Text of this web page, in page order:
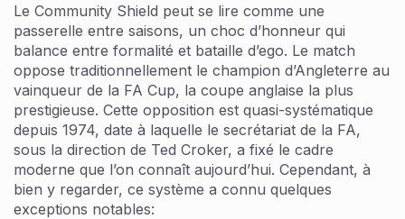
Le Community Shield peut se lire comme une
passerelle entre saisons, un choc d’honneur qui
balance entre formalité et bataille d’ego. Le match
oppose traditionnellement le champion d’Angleterre au
vainqueur de la FA Cup, la coupe anglaise la plus
prestigieuse. Cette opposition est quasi-systématique
depuis 1974, date à laquelle le secrétariat de la FA,
sous la direction de Ted Croker, a fixé le cadre
moderne que l’on connaît aujourd’hui. Cependant, à
bien y regarder, ce système a connu quelques
exceptions notables: